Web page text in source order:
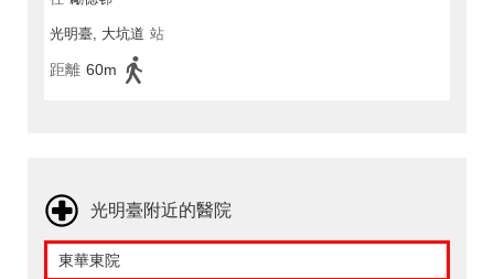
光明臺, 大坑道 站
距離 60m
光明臺附近的醫院
東華東院